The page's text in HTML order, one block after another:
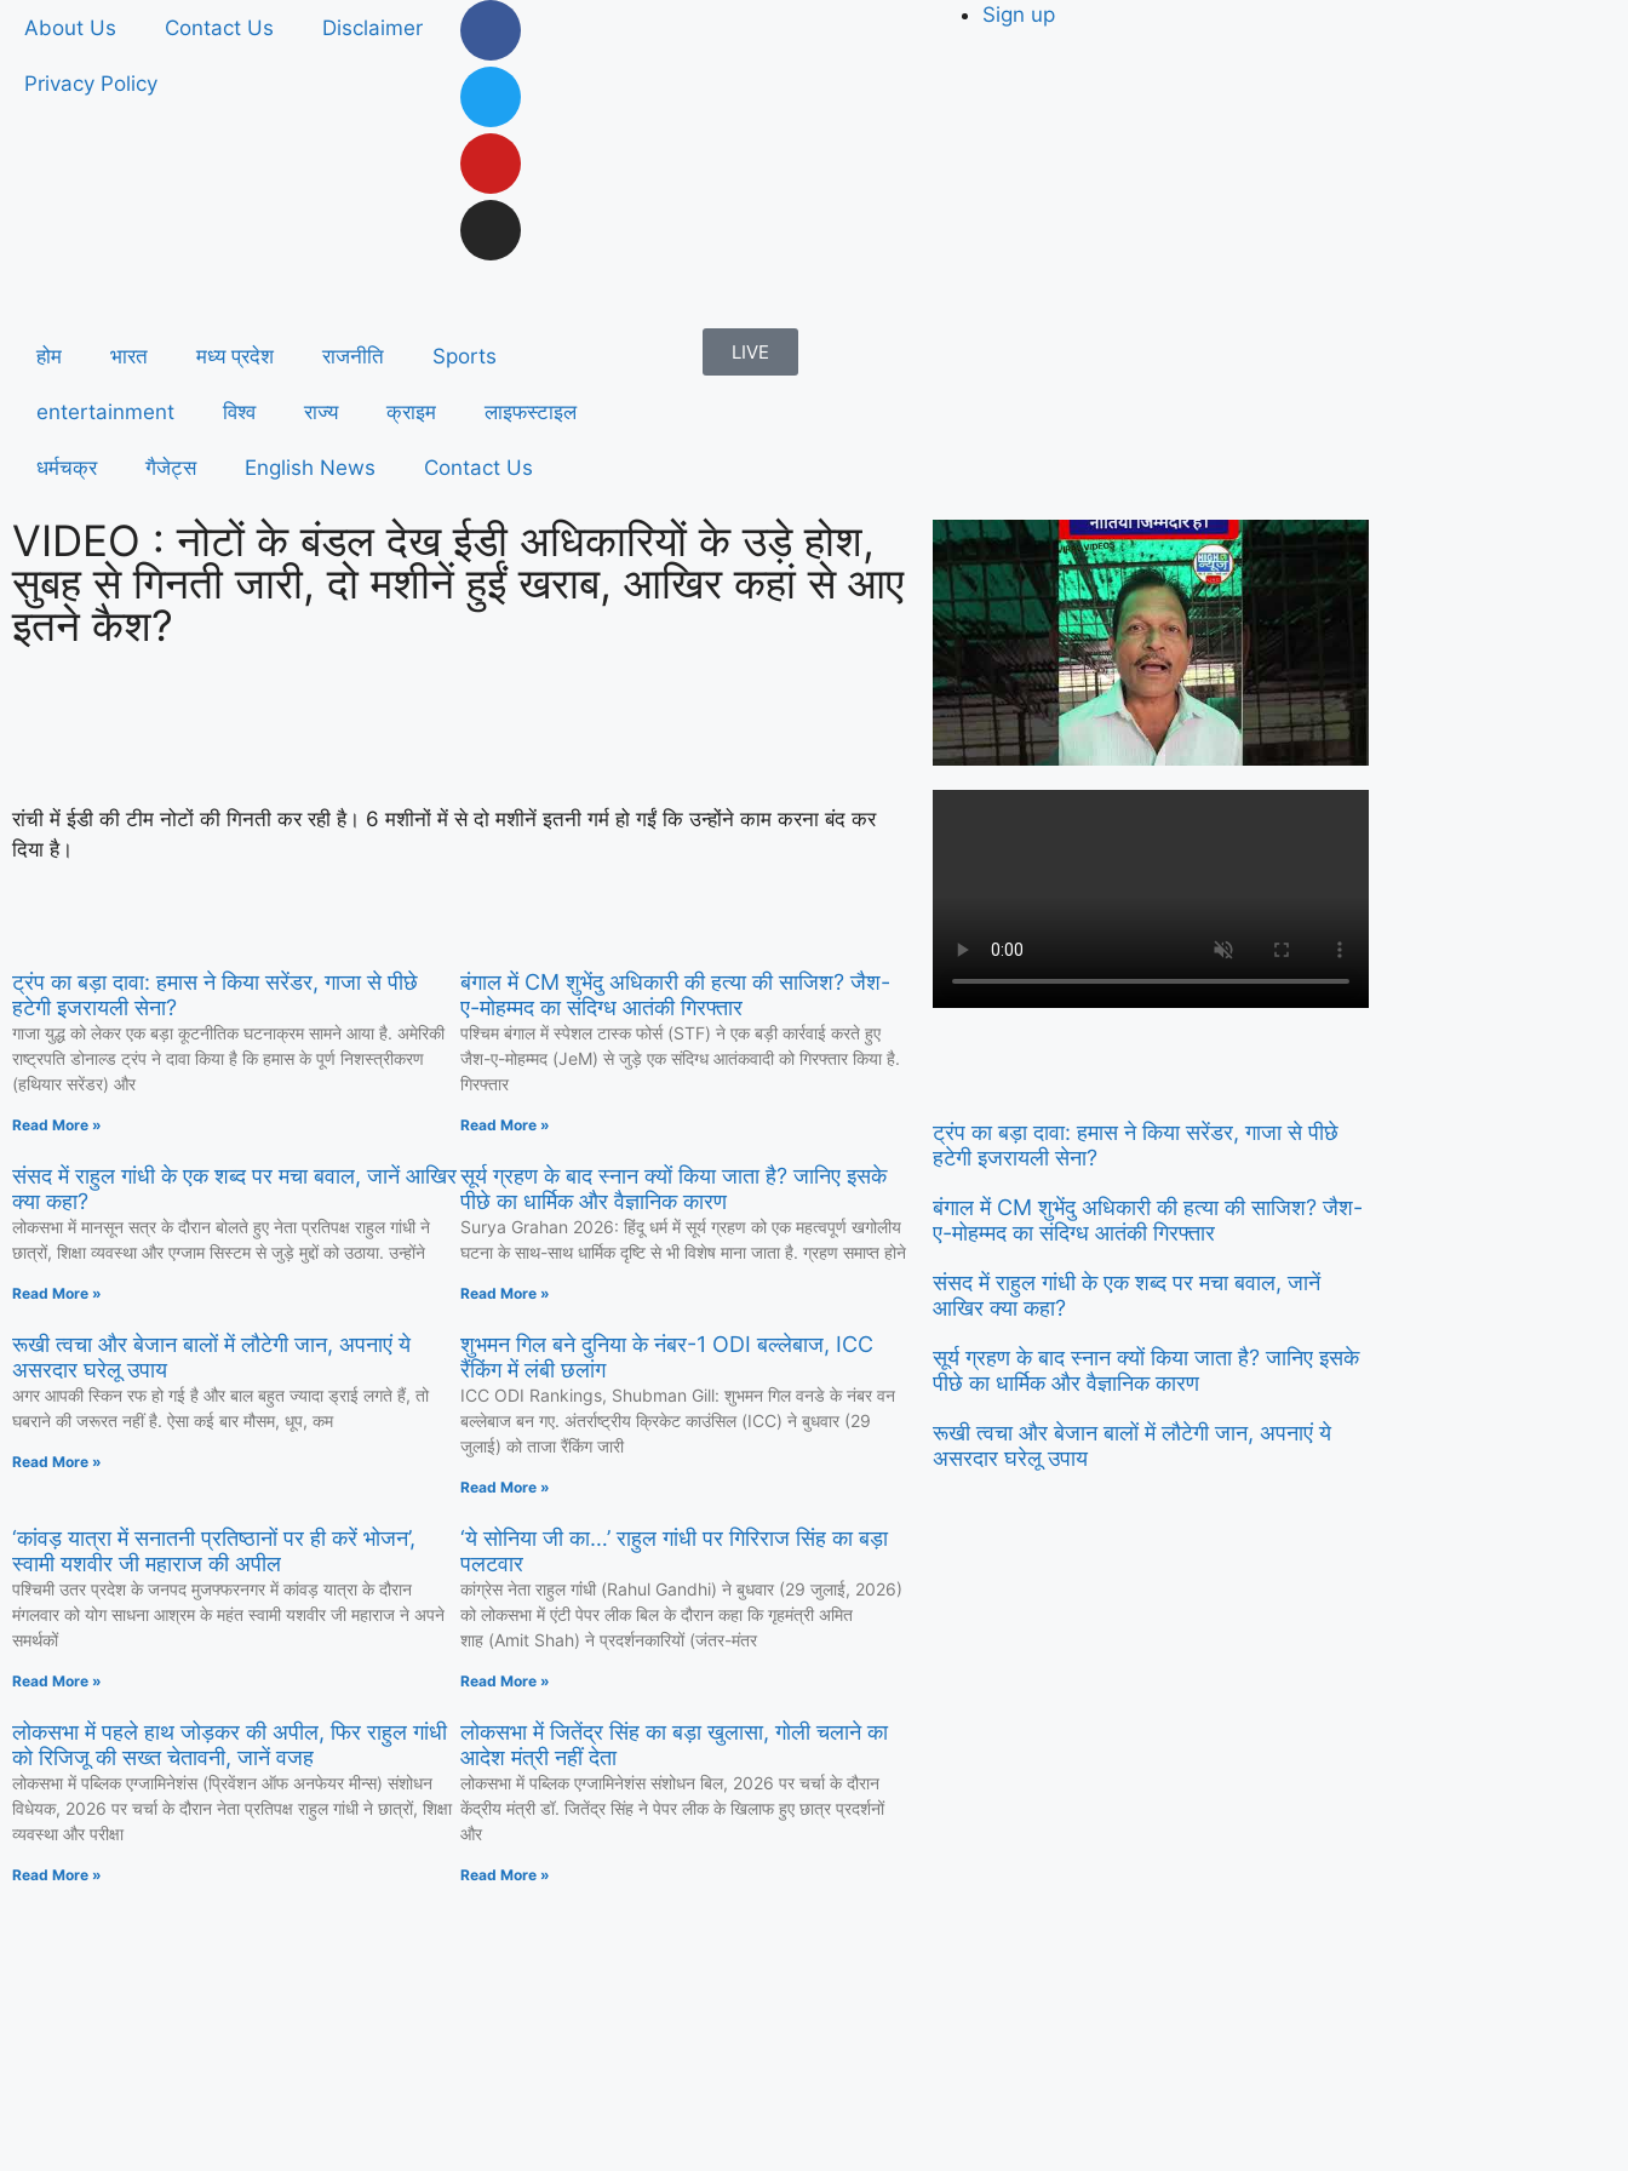
About Us Contact Us Disclaimer
Privacy Policy
Sign up
होम भारत मध्य प्रदेश राजनीति Sports
entertainment विश्व राज्य क्राइम लाइफस्टाइल
धर्मचक्र गैजेट्स English News Contact Us
LIVE
VIDEO : नोटों के बंडल देख ईडी अधिकारियों के उड़े होश,
सुबह से गिनती जारी, दो मशीनें हुईं खराब, आखिर कहां से आए
इतने कैश?
रांची में ईडी की टीम नोटों की गिनती कर रही है। 6 मशीनों में से दो मशीनें इतनी गर्म हो गईं कि उन्होंने काम करना बंद कर
दिया है।
ट्रंप का बड़ा दावा: हमास ने किया सरेंडर, गाजा से पीछे
हटेगी इजरायली सेना?
गाजा युद्ध को लेकर एक बड़ा कूटनीतिक घटनाक्रम सामने आया है. अमेरिकी
राष्ट्रपति डोनाल्ड ट्रंप ने दावा किया है कि हमास के पूर्ण निशस्त्रीकरण
(हथियार सरेंडर) और
Read More »
बंगाल में CM शुभेंदु अधिकारी की हत्या की साजिश? जैश-
ए-मोहम्मद का संदिग्ध आतंकी गिरफ्तार
पश्चिम बंगाल में स्पेशल टास्क फोर्स (STF) ने एक बड़ी कार्रवाई करते हुए
जैश-ए-मोहम्मद (JeM) से जुड़े एक संदिग्ध आतंकवादी को गिरफ्तार किया है.
गिरफ्तार
Read More »
संसद में राहुल गांधी के एक शब्द पर मचा बवाल, जानें आखिर
क्या कहा?
लोकसभा में मानसून सत्र के दौरान बोलते हुए नेता प्रतिपक्ष राहुल गांधी ने
छात्रों, शिक्षा व्यवस्था और एग्जाम सिस्टम से जुड़े मुद्दों को उठाया. उन्होंने
Read More »
सूर्य ग्रहण के बाद स्नान क्यों किया जाता है? जानिए इसके
पीछे का धार्मिक और वैज्ञानिक कारण
Surya Grahan 2026: हिंदू धर्म में सूर्य ग्रहण को एक महत्वपूर्ण खगोलीय
घटना के साथ-साथ धार्मिक दृष्टि से भी विशेष माना जाता है. ग्रहण समाप्त होने
Read More »
रूखी त्वचा और बेजान बालों में लौटेगी जान, अपनाएं ये
असरदार घरेलू उपाय
अगर आपकी स्किन रफ हो गई है और बाल बहुत ज्यादा ड्राई लगते हैं, तो
घबराने की जरूरत नहीं है. ऐसा कई बार मौसम, धूप, कम
Read More »
शुभमन गिल बने दुनिया के नंबर-1 ODI बल्लेबाज, ICC
रैंकिंग में लंबी छलांग
ICC ODI Rankings, Shubman Gill: शुभमन गिल वनडे के नंबर वन
बल्लेबाज बन गए. अंतर्राष्ट्रीय क्रिकेट काउंसिल (ICC) ने बुधवार (29
जुलाई) को ताजा रैंकिंग जारी
Read More »
‘कांवड़ यात्रा में सनातनी प्रतिष्ठानों पर ही करें भोजन’,
स्वामी यशवीर जी महाराज की अपील
पश्चिमी उतर प्रदेश के जनपद मुजफ्फरनगर में कांवड़ यात्रा के दौरान
मंगलवार को योग साधना आश्रम के महंत स्वामी यशवीर जी महाराज ने अपने
समर्थकों
Read More »
‘ये सोनिया जी का…’ राहुल गांधी पर गिरिराज सिंह का बड़ा
पलटवार
कांग्रेस नेता राहुल गांंधी (Rahul Gandhi) ने बुधवार (29 जुलाई, 2026)
को लोकसभा में एंटी पेपर लीक बिल के दौरान कहा कि गृहमंत्री अमित
शाह (Amit Shah) ने प्रदर्शनकारियों (जंतर-मंतर
Read More »
लोकसभा में पहले हाथ जोड़कर की अपील, फिर राहुल गांधी
को रिजिजू की सख्त चेतावनी, जानें वजह
लोकसभा में पब्लिक एग्जामिनेशंस (प्रिवेंशन ऑफ अनफेयर मीन्स) संशोधन
विधेयक, 2026 पर चर्चा के दौरान नेता प्रतिपक्ष राहुल गांधी ने छात्रों, शिक्षा
व्यवस्था और परीक्षा
Read More »
लोकसभा में जितेंद्र सिंह का बड़ा खुलासा, गोली चलाने का
आदेश मंत्री नहीं देता
लोकसभा में पब्लिक एग्जामिनेशंस संशोधन बिल, 2026 पर चर्चा के दौरान
केंद्रीय मंत्री डॉ. जितेंद्र सिंह ने पेपर लीक के खिलाफ हुए छात्र प्रदर्शनों
और
Read More »
ट्रंप का बड़ा दावा: हमास ने किया सरेंडर, गाजा से पीछे
हटेगी इजरायली सेना?
बंगाल में CM शुभेंदु अधिकारी की हत्या की साजिश? जैश-
ए-मोहम्मद का संदिग्ध आतंकी गिरफ्तार
संसद में राहुल गांधी के एक शब्द पर मचा बवाल, जानें
आखिर क्या कहा?
सूर्य ग्रहण के बाद स्नान क्यों किया जाता है? जानिए इसके
पीछे का धार्मिक और वैज्ञानिक कारण
रूखी त्वचा और बेजान बालों में लौटेगी जान, अपनाएं ये
असरदार घरेलू उपाय